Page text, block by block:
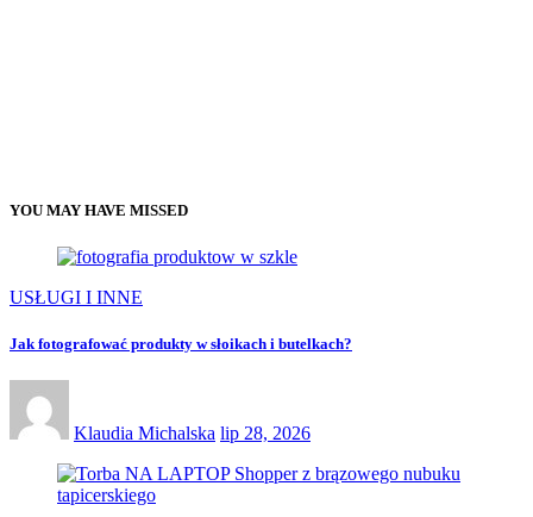
YOU MAY HAVE MISSED
USŁUGI I INNE
Jak fotografować produkty w słoikach i butelkach?
Klaudia Michalska lip 28, 2026